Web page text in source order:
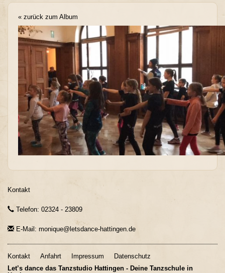
« zurück zum Album
Kontakt
Telefon: 02324 - 23809
E-Mail: monique@letsdance-hattingen.de
Kontakt Anfahrt Impressum
Datenschutz
Let’s dance das Tanzstudio Hattingen - Deine Tanzschule in